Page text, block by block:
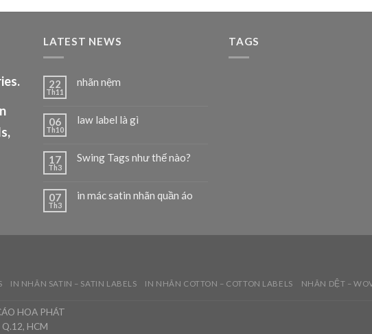
sao
LATEST NEWS
22
Th11
nhãn nệm
06
Th10
law label là gì
17
Th3
Swing Tags như thế nào?
07
Th3
in mác satin nhãn quần áo
TAGS
IN NHÃN SATIN – SATIN LABELS IN NHÃN COTTON – COTTON LABELS NHÃN DỆT –
HOA PHÁT
HCM